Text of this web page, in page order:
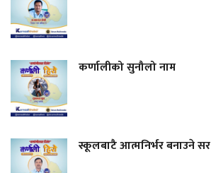
कर्णालीको सुनौलो नाम
स्कूलबाटै आत्मनिर्भर बनाउने सर